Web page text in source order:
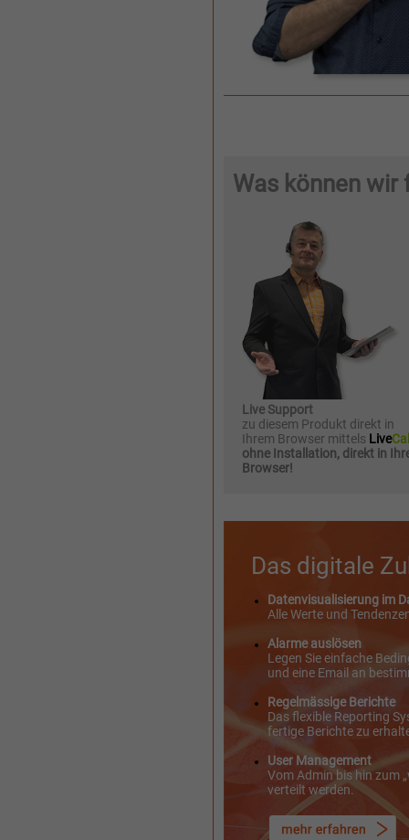
Was können wir
Live Support
zu diesem Produkt direkt in
Ihrem Browser mittels Live
ohne Installation, direkt in
Browser!
Das digitale
Datenvisualisierung im
Alle Werte und
Alarme auslösen
Legen Sie einfache
und eine Email an
Regelmässige Berichte
Das flexible Reporting
fertige Berichte zu
User Management
Vom Admin bis hin zum
verteilt werden.